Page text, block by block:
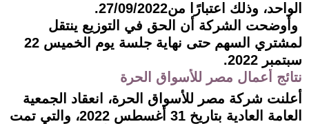
الواحد، وذلك اعتبارًا من27/09/2022.
وأوضحت الشركة أن الحق في التوزيع ينتقل
لمشتري السهم حتى نهاية جلسة يوم الخميس 22
سبتمبر 2022.
نتائج أعمال مصر للأسواق الحرة
أعلنت شركة مصر للأسواق الحرة، انعقاد الجمعية
العامة العادية بتاريخ 31 أغسطس 2022، والتي تمت